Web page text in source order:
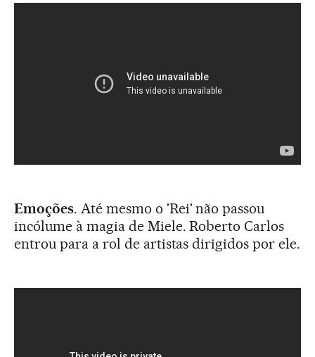
Emoções. Até mesmo o 'Rei' não passou
incólume à magia de Miele. Roberto Carlos
entrou para a rol de artistas dirigidos por ele.